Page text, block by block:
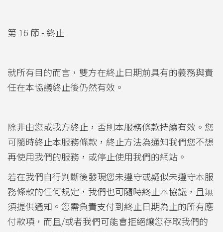
第 16 節 - 終止
就所有目的而言，雙方在終止日期前具有的義務與責
任在本協議終止後仍然有效。
除非由您或我方終止，否則本服務條款持續有效。您
可隨時終止本服務條款，終止方法為通知我們您不想
再使用我們的服務，或停止使用我們的網站。
若在我們自行判斷後發現您未遵守或疑似未遵守本服
務條款的任何規定，我們也可隨時終止本協議，且無
須提供通知。您需負責支付到終止日期為止的所有應
付款項，而且/或者我們可能會拒絕讓您存取我們的